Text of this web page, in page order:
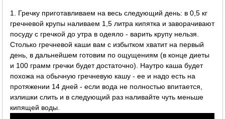
1. Гречку приготавливаем на весь следующий день: в 0,5 кг
гречневой крупы наливаем 1,5 литра кипятка и заворачивают
посуду с гречкой до утра в одеяло - варить крупу нельзя.
Столько гречневой каши вам с избытком хватит на первый
день, в дальнейшем готовим по ощущениям (в конце диеты
и 100 грамм гречки будет достаточно). Наутро каша будет
похожа на обычную гречневую кашу - ее и надо есть на
протяжении 14 дней - если вода не полностью впитается,
излишки слить и в следующий раз наливайте чуть меньше
кипящей воды.